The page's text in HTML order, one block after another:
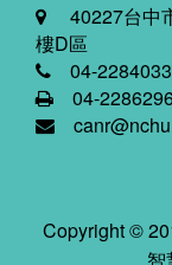
40227台中
樓D區
04-
04-
Copyright ©